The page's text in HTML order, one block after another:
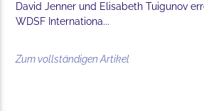
David Jenner und Elisabeth Tuigunov
WDSF Internationa...
Zum vollständigen Artikel